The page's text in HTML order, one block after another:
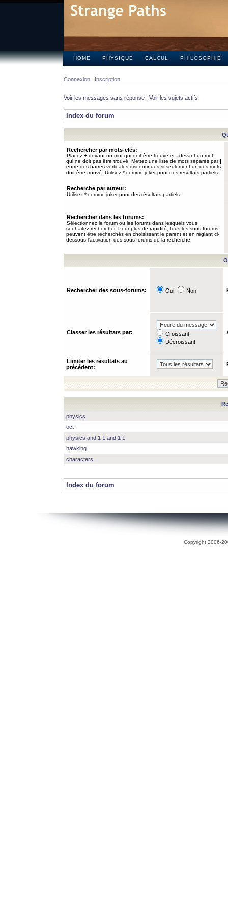
HOME PHYSIQUE CALCUL PHILOSOPHIE
Connexion Inscription
Voir les messages sans réponse | Voir les sujets actifs
Index du forum
Rechercher par mots-clés:
Placez + devant un mot qui doit être trouvé et - devant un mot
qui ne doit pas être trouvé. Mettez une liste de mots séparés par|
entre des barres verticales discontinues si seulement un des mots
doit être trouvé. Utilisez * comme joker pour des résultats partiels.
Recherche par auteur:
Utilisez * comme joker pour des résultats partiels.
Rechercher dans les forums:
Sélectionnez le forum ou les forums dans lesquels vous
souhaitez rechercher. Pour plus de rapidité, tous les sous-forums
peuvent être recherchés en choisissant le parent et en réglant ci-
dessous l’activation des sous-forums de la recherche.
Rechercher des sous-forums: Oui Non
Classer les résultats par:
Croissant
Décroissant
Limiter les résultats au
précédent:
physics
oct
physics and 1 1 and 1 1
hawking
characters
Index du forum
Copyright 2006-